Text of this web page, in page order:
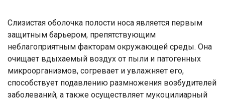
Слизистая оболочка полости носа является первым
защитным барьером, препятствующим
неблагоприятным факторам окружающей среды. Она
очищает вдыхаемый воздух от пыли и патогенных
микроорганизмов, согревает и увлажняет его,
способствует подавлению размножения возбудителей
заболеваний, а также осуществляет мукоцилиарный